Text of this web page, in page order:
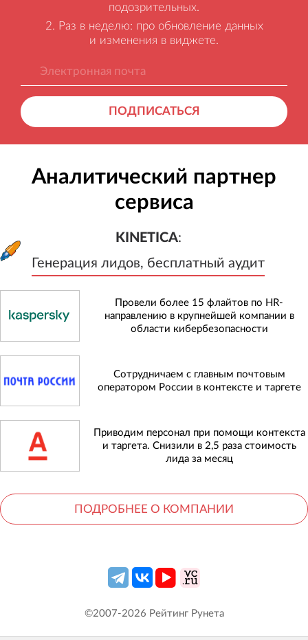
подозрительных.
Раз в неделю: про обновление данных
и изменения в виджете.
ПОДПИСАТЬСЯ
Аналитический партнер
сервиса
KINETICA:
Генерация лидов, бесплатный аудит
Генерация лидов, бесплатный
Провели более 15 флайтов по HR-
направлению в крупнейшей компании в
области кибербезопасности
Сотрудничаем с главным почтовым
оператором России в контексте и таргете
Приводим персонал при помощи контекста
и таргета. Снизили в 2,5 раза стоимость
лида за месяц
ПОДРОБНЕЕ О КОМПАНИИ
©2007-2026 Рейтинг Рунета